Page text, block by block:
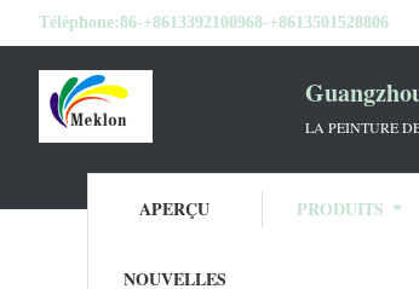
Téléphone:86-+8613392100968-+8613501528806
LA PEINTURE
APERÇU PRODUITS
NOUVELLES